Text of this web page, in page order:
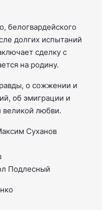
белогвардейского
долгих испытаний
сделку с
на родину.
о сожжении и
об эмиграции и
великой любви.
Суханов
Подлесный